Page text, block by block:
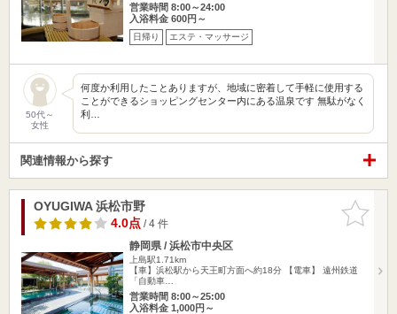
営業時間 8:00～24:00
入浴料金 600円～
日帰り エステ・マッサージ
50代～
女性
何度か利用したことありますが、地域に密着して手軽に使用する
ことができるショッピングセンター内にある温泉です 無駄がなく
利…
関連情報から探す
お気に入
りに追加
OYUGIWA 浜松市野
4.0点/ 4 件
静岡県 / 浜松市中央区
上島駅1.71km
【車】浜松駅から天王町方面へ約18分 【電車】 遠州鉄道
「自動車…
営業時間 8:00～25:00
入浴料金 1,000円～